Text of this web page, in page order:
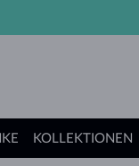
KOLLEKTIONEN